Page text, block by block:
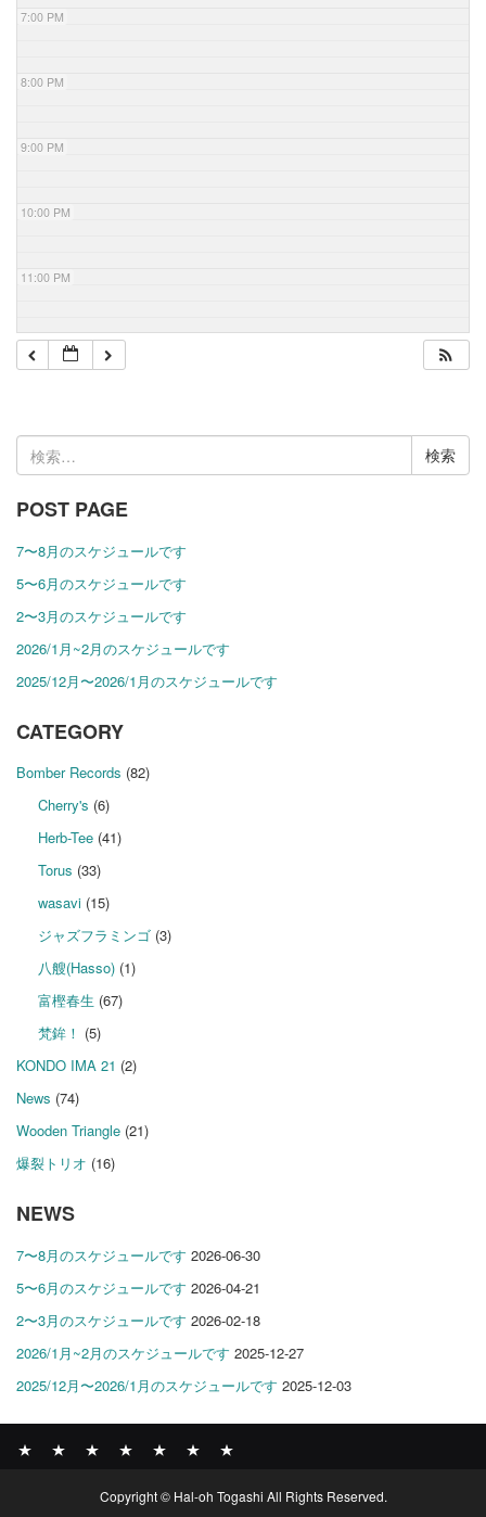
7:00 PM
8:00 PM
9:00 PM
10:00 PM
11:00 PM
検
索:
POST PAGE
7〜8月のスケジュールです
5〜6月のスケジュールです
2〜3月のスケジュールです
2026/1月~2月のスケジュールです
2025/12月〜2026/1月のスケジュールです
CATEGORY
Bomber Records (82)
Cherry's (6)
Herb-Tee(41)
Torus (33)
wasavi(15)
ジャズフラミンゴ(3)
八艘(Hasso)(1)
富樫春生 (67)
梵鉾！ (5)
KONDO IMA 21 (2)
News (74)
Wooden Triangle (21)
爆裂トリオ (16)
NEWS
7〜8月のスケジュールです 2026-06-30
5〜6月のスケジュールです 2026-04-21
2〜3月のスケジュールです 2026-02-18
2026/1月~2月のスケジュールです 2025-12-27
2025/12月〜2026/1月のスケジュールです 2025-12-03
RECORDS
PROFILE
Copyright © Hal-oh Togashi All Rights Reserved.